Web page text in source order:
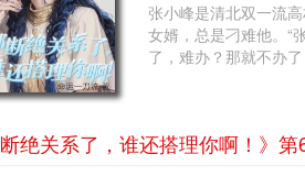
张小峰是清北双一流
女婿，总是刁难他。“
了，难办？那就不办
断绝关系了，谁还搭理你啊！》